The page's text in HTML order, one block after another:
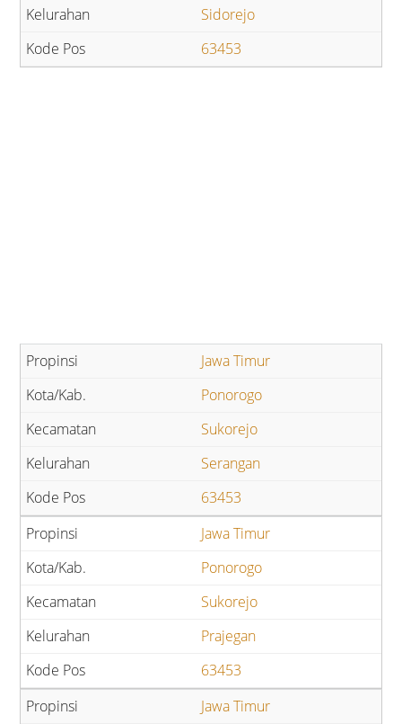
Sidorejo
63453
Jawa Timur
Ponorogo
Sukorejo
Serangan
63453
Jawa Timur
Ponorogo
Sukorejo
Prajegan
63453
Jawa Timur